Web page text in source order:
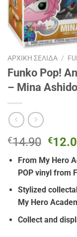
ΑΡΧΙΚΉ ΣΕΛΊΔΑ /
Funko Pop!
– Mina
€14.90
price
was:
€
From My Hero
POP vinyl from
Stylized
My Hero
Collect and